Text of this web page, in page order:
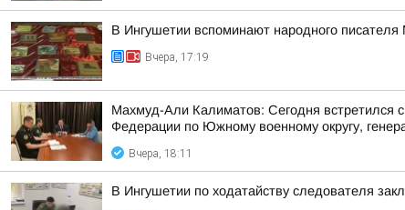
В Ингушетии вспоминают народного
Вчера, 17:19
Махмуд-Али Калиматов: Сегодня встретился
Федерации по Южному военному округу,
Вчера, 18:11
В Ингушетии по ходатайству следователя